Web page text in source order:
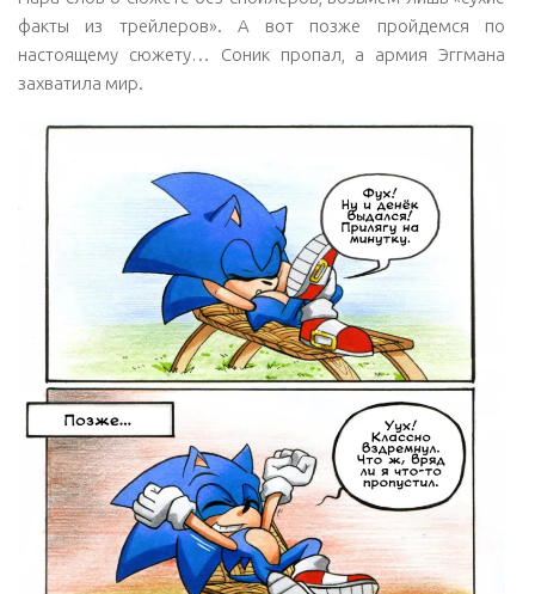
факты из трейлеров». А вот позже пройдемся по
настоящему сюжету… Соник пропал, а армия Эггмана
захватила мир.